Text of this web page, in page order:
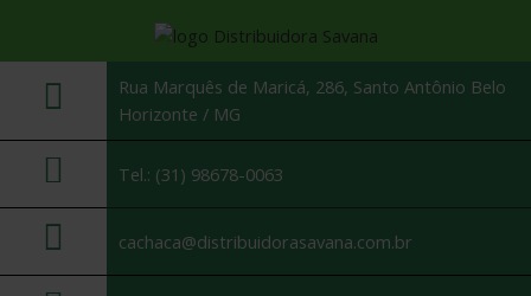
Rua Marquês de Maricá, 286, Santo Antônio Belo
Horizonte / MG
Tel.: (31) 98678-0063
cachaca@distribuidorasavana.com.br